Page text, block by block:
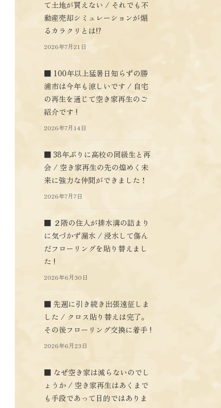
て土地が買えない / それでも不
動産売却シミュレーションが煽
るカラクリとは!?
2026年7月21日
■ 100年以上猛暑日知らずの勝
浦市は今年も涼しいです / 自宅
の再生を通じて空き家再生のご
紹介です !
2026年7月14日
■ 38年ぶりに高校の同級生と再
会 / 空き家再生の先の煌めく未
来に強力な仲間ができました！
2026年7月7日
■ ２階の住人が排水溝の詰まり
に気づかず漏水 / 浸水して傷ん
だフローリングを貼り替えまし
た !
2026年6月30日
■ 先週に引き続き出張遠征しま
した / クロス貼り替えは完了。
その後フローリング交換に着手 !
2026年6月23日
■ なぜ空き家は減らないのでし
ょうか / 空き家再生はあくまで
も手段であって目的ではありま